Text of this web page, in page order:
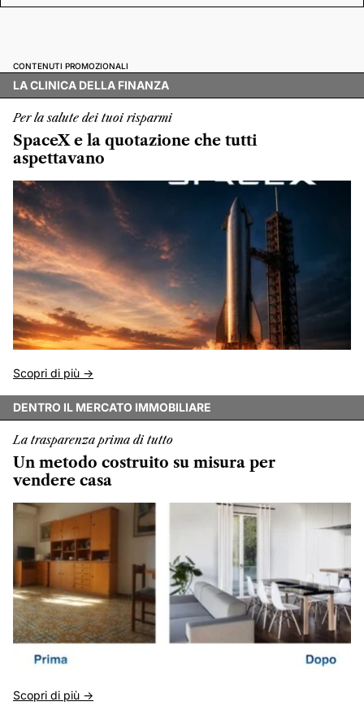
CONTENUTI PROMOZIONALI
LA CLINICA DELLA FINANZA
Per la salute dei tuoi risparmi
SpaceX e la quotazione che tutti
aspettavano
Scopri di più ->
DENTRO IL MERCATO IMMOBILIARE
La trasparenza prima di tutto
Un metodo costruito su misura per
vendere casa
Scopri di più ->